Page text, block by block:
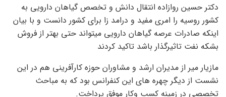
دکتر حسین روازاده انتقال دانش و تخصص گیاهان دارویی به
کشور روسیه را امری مفید و درامد زا برای کشور دانست و با بیان
اینکه صادرات عرصه گیاهان دارویی میتواند حتی بهتر از فروش
بشکه نفت تاثیرگذار باشد تاکید کردند
مازیار میر از مدیران ارشد و مشاوران حوزه کارآفرینی هم در این
نشست از دیگر چهره های این کنفرانس بود که به مباحث
تخصصی در زمینه کسب وکار موفق پرداخت.